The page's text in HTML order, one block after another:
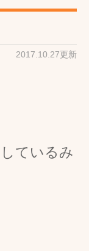
2017.10.27更新
ているみ